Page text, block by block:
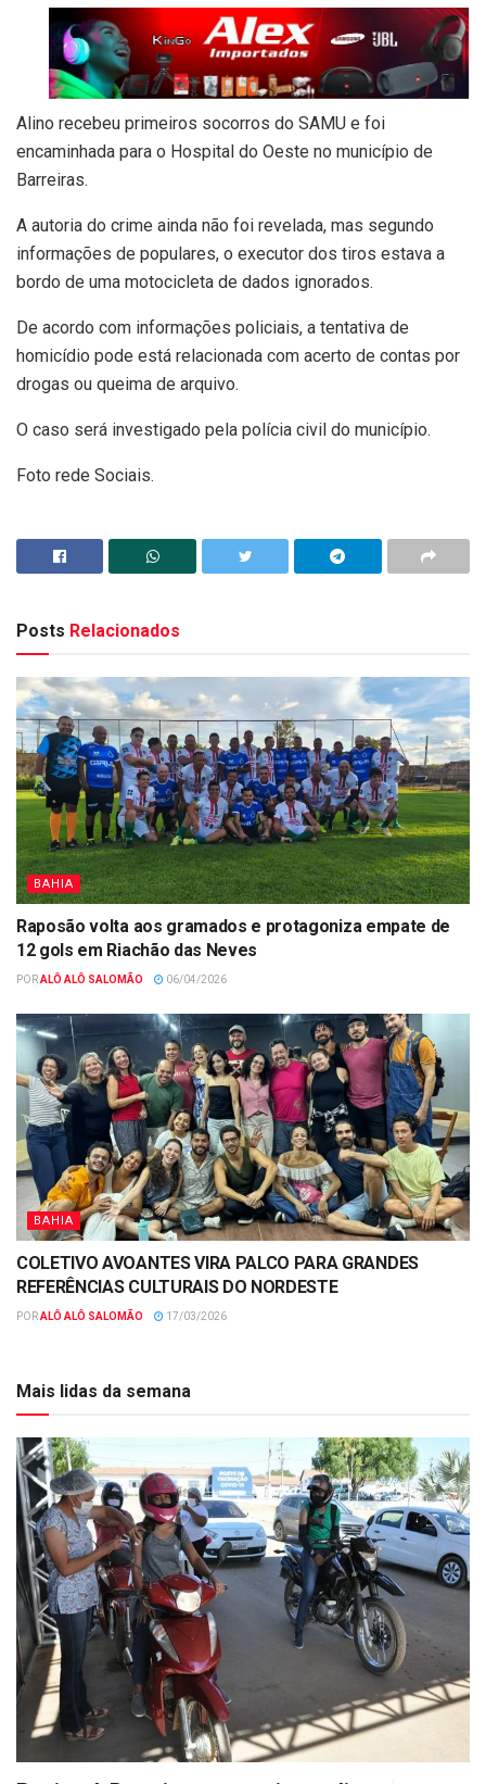
Alino recebeu primeiros socorros do SAMU e foi
encaminhada para o Hospital do Oeste no município de
Barreiras.
A autoria do crime ainda não foi revelada, mas segundo
informações de populares, o executor dos tiros estava a
bordo de uma motocicleta de dados ignorados.
De acordo com informações policiais, a tentativa de
homicídio pode está relacionada com acerto de contas por
drogas ou queima de arquivo.
O caso será investigado pela polícia civil do município.
Foto rede Sociais.
Posts Relacionados
BAHIA
Raposão volta aos gramados e protagoniza empate de
12 gols em Riachão das Neves
PORALÔ ALÔ SALOMÃO 06/04/2026
BAHIA
COLETIVO AVOANTES VIRA PALCO PARA GRANDES
REFERÊNCIAS CULTURAIS DO NORDESTE
PORALÔ ALÔ SALOMÃO 17/03/2026
Mais lidas da semana